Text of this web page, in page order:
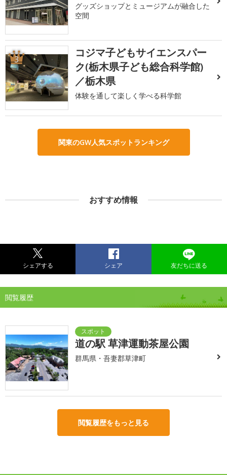
グッズショップとミュージアムが融合した
空間
3
コジマ子どもサイエンスパー
ク(栃木県子ども総合科学館)
／栃木県
体験を通して楽しく学べる科学館
関東のGW人気スポットランキング
おすすめ情報
シェアする シェア 友だちに送る
閲覧履歴
道の駅 草津運動茶屋公園
群馬県・吾妻郡草津町
閲覧履歴をもっと見る